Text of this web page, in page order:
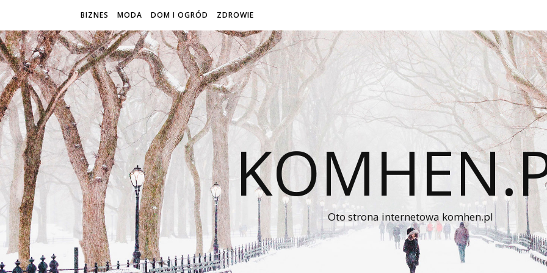
BIZNES MODA DOM I OGRÓD ZDROWIE
Oto strona internetowa komhen.pl